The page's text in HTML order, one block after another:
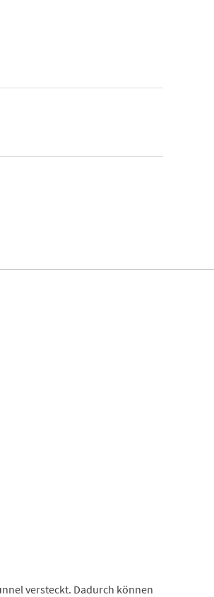
versteckt. Dadurch können